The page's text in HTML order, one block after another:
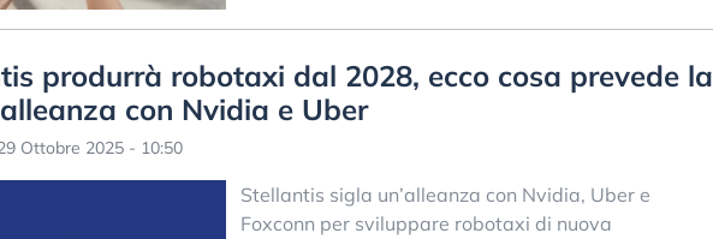
produrrà robotaxi dal 2028, ecco cosa prevede la
con Nvidia e Uber
Ottobre 2025 - 10:50
Stellantis sigla un’alleanza con Nvidia, Uber e
Foxconn per sviluppare robotaxi di nuova